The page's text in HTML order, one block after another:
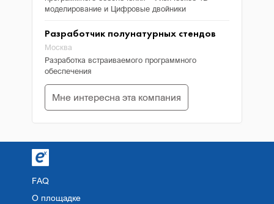
моделирование и Цифровые двойники
Разработчик полунатурных стендов
Москва
Разработка встраиваемого программного
обеспечения
Мне интересна эта компания
FAQ
О площадке